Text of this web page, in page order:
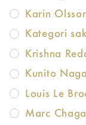
Karin
Kategori
Krishna
Kunito
Louis Le
Marc